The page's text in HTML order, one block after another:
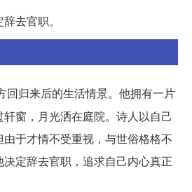
去官职。
回归来后的生活情景。他拥有一片
窗，月光洒在庭院。诗人以自己
于才情不受重视，与世俗格格不
定辞去官职，追求自己内心真正